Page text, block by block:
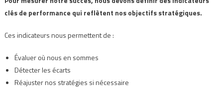
clés de performance qui reflètent nos objectifs stratégiques.
Ces indicateurs nous permettent de :
Évaluer où nous en sommes
Détecter les écarts
Réajuster nos stratégies si nécessaire